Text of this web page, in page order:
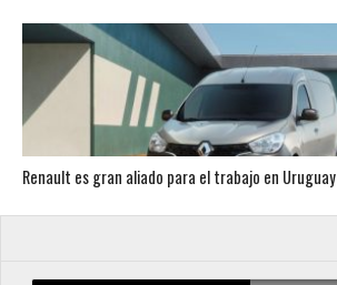
Renault es gran aliado para el trabajo en Uruguay